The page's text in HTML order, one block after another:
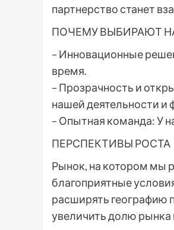
партнерство станет
ПОЧЕМУ ВЫБИРАЮТ
– Инновационные
время.
– Прозрачность и
нашей деятельности и
– Опытная команда: У
ПЕРСПЕКТИВЫ РОСТА
Рынок, на котором мы
благоприятные
расширять географию
увеличить долю рынка